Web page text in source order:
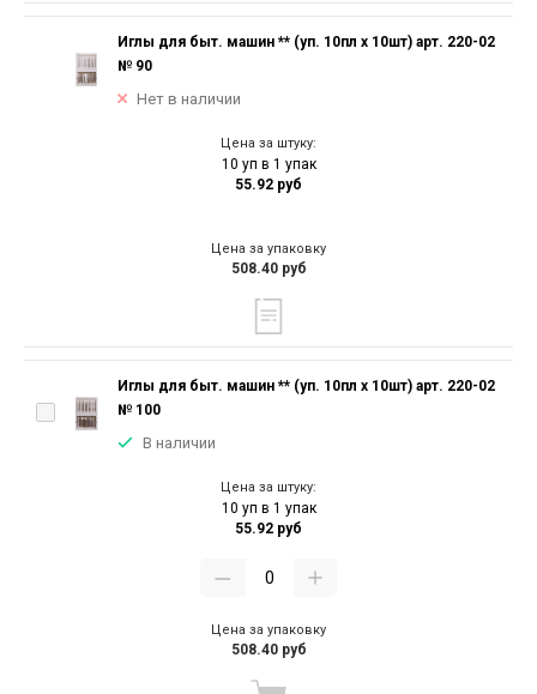
Иглы для быт. машин ** (уп. 10пл х 10шт) арт. 220-02
№ 90
Нет в наличии
Цена за штуку:
10 уп в 1 упак
55.92 руб
Цена за упаковку
508.40 руб
Иглы для быт. машин ** (уп. 10пл х 10шт) арт. 220-02
№ 100
В наличии
Цена за штуку:
10 уп в 1 упак
55.92 руб
Цена за упаковку
508.40 руб